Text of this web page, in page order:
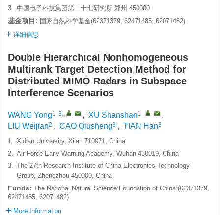
3. 中国电子科技集团第二十七研究所 郑州 450000
基金项目: 国家自然科学基金(62371379, 62471485, 62071482)
详细信息
Double Hierarchical Nonhomogeneous
Multirank Target Detection Method for
Distributed MIMO Radars in Subspace
Interference Scenarios
WANG Yong1, 3 , , , XU Shanshan1 , ,
,
LIU Weijian2 , CAO Qiusheng3 , TIAN Han3
1. Xidian University, Xi’an 710071, China
2. Air Force Early Warning Academy, Wuhan 430019, China
3. The 27th Research Institute of China Electronics Technology
Group, Zhengzhou 450000, China
Funds: The National Natural Science Foundation of China (62371379,
62471485, 62071482)
More Information